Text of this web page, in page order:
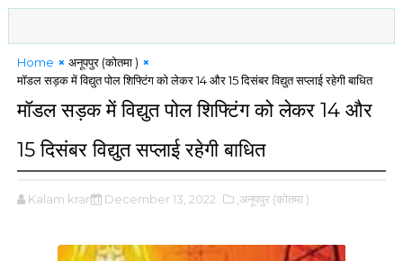
Home
अनूपपुर (कोतमा )
मॉडल सड़क में विद्युत पोल शिफ्टिंग को लेकर 14 और 15 दिसंबर विद्युत सप्लाई रहेगी बाधित
मॉडल सड़क में विद्युत पोल शिफ्टिंग को लेकर 14 और
15 दिसंबर विद्युत सप्लाई रहेगी बाधित
Kalam kranti December 13, 2022 ,अनूपपुर (कोतमा )